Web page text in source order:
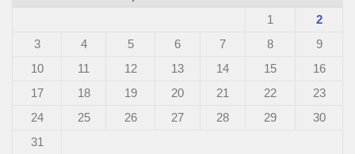
1
2
3
4 5 6 7 8
9
10
11 12 13 14 15
16
17
18 19 20 21 22
23
24
25 26 27 28 29
30
31